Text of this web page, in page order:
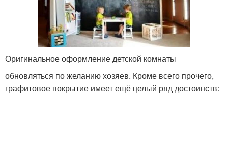
Оригинальное оформление детской комнаты
обновляться по желанию хозяев. Кроме всего прочего,
графитовое покрытие имеет ещё целый ряд достоинств: